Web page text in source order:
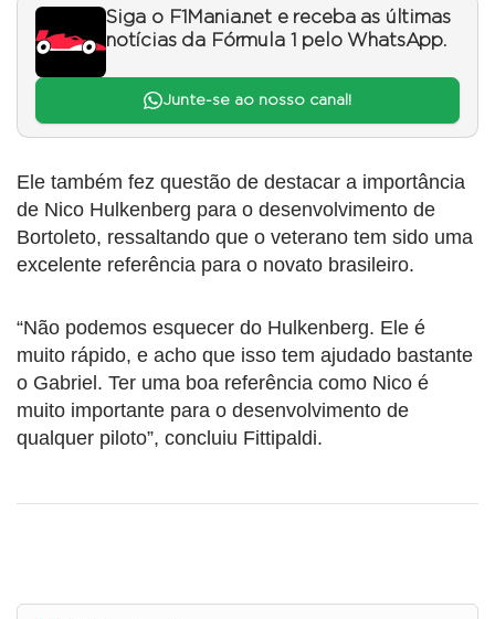
Siga o F1Mania.net e receba as últimas
notícias da Fórmula 1 pelo WhatsApp.
Junte-se ao nosso canal!
Ele também fez questão de destacar a importância
de Nico Hulkenberg para o desenvolvimento de
Bortoleto, ressaltando que o veterano tem sido uma
excelente referência para o novato brasileiro.
“Não podemos esquecer do Hulkenberg. Ele é
muito rápido, e acho que isso tem ajudado bastante
o Gabriel. Ter uma boa referência como Nico é
muito importante para o desenvolvimento de
qualquer piloto”, concluiu Fittipaldi.